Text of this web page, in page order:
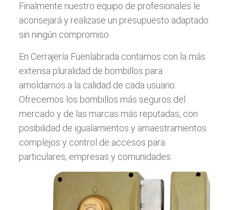
Finalmente nuestro equipo de profesionales le
aconsejará y realizase un presupuesto adaptado
sin ningún compromiso.
En Cerrajería Fuenlabrada contamos con la más
extensa pluralidad de bombillos para
amoldarnos a la calidad de cada usuario.
Ofrecemos los bombillos más seguros del
mercado y de las marcas más reputadas, con
posibilidad de igualamientos y amaestramientos
complejos y control de accesos para
particulares, empresas y comunidades.